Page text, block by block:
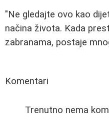
"Ne gledajte ovo kao
načina života. Kada
zabranama, postaje
Komentari
Trenutno nema